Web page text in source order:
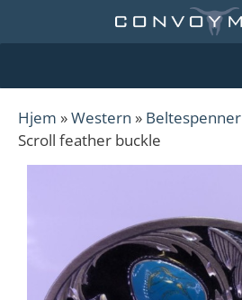
Hjem »Western » Beltespenner
Scroll feather buckle